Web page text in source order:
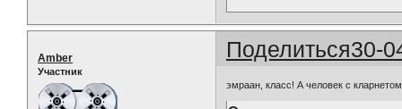
Поделиться30-
Amber
Участник
эмраан, класс! А человек с